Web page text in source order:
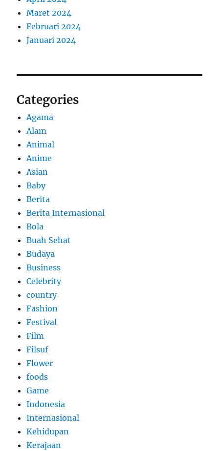
Maret 2024
Februari 2024
Januari 2024
Categories
Agama
Alam
Animal
Anime
Asian
Baby
Berita
Berita Internasional
Bola
Buah Sehat
Budaya
Business
Celebrity
country
Fashion
Festival
Film
Filsuf
Flower
foods
Game
Indonesia
Internasional
Kehidupan
Kerajaan